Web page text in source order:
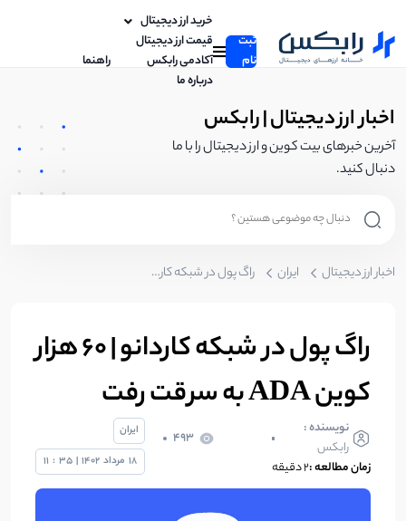
ثبت
نام
خرید ارز دیجیتال
قیمت ارز دیجیتال
آکادمی رابکس
راهنما
درباره ما
اخبار ارز دیجیتال | رابکس
آخرین خبرهای بیت کوین و ارز دیجیتال را با ما
دنبال کنید.
اخبار ارز دیجیتال ایران راگ پول در شبکه کاردانو | 60 هزار کوین ADA به سرقت رفت
راگ پول در شبکه کاردانو | 60 هزار
کوین ADA به سرقت رفت
نویسنده :
رابکس
493
زمان مطالعه :2 دقیقه
ایران
18 مرداد 1402
|
35
:
11